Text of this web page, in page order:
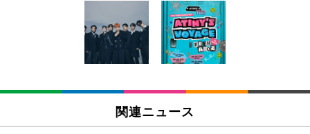
Bluetoothイヤホン ワイヤレスイヤホン IPX7防水
最大60時間再生 2026年最新Bluetooth6.0ブルートゥ
ースイヤホン 全音域HIFI音質低遅延接続瞬時 片耳/
両耳 WEB会議/運動/ゲーム/通学通勤/スポーツ/音楽
用iPhone/Android対応 (002 black)
￥999
Grithope イヤホン タイプC【2026新モデル 耐久
重低音 遅延なし関連ニュース